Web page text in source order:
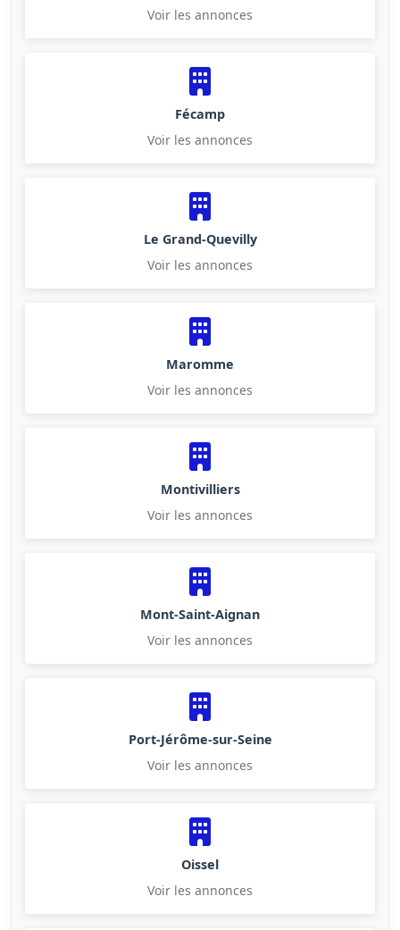
Voir les annonces
Fécamp
Voir les annonces
Le Grand-Quevilly
Voir les annonces
Maromme
Voir les annonces
Montivilliers
Voir les annonces
Mont-Saint-Aignan
Voir les annonces
Port-Jérôme-sur-Seine
Voir les annonces
Oissel
Voir les annonces